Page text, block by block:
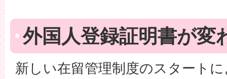
外国人登録証明書が変
新しい在留管理制度のスタート